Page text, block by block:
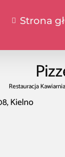
Strona
Restauracja
Kielno